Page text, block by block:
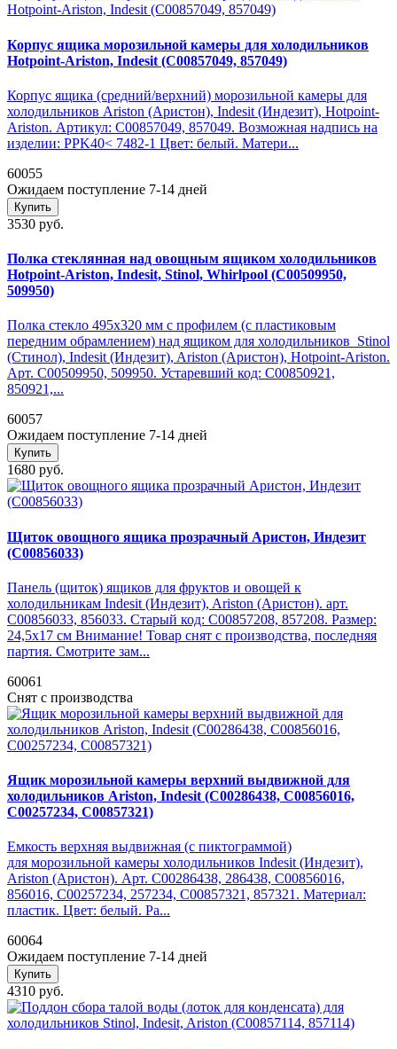
Корпус ящика морозильной камеры для холодильников
Hotpoint-Ariston, Indesit (C00857049, 857049)
Корпус ящика (средний/верхний) морозильной камеры для
холодильников Ariston (Аристон), Indesit (Индезит), Hotpoint-
Ariston. Артикул: C00857049, 857049. Возможная надпись на
изделии: PPK40< 7482-1 Цвет: белый. Матери...
60055
Ожидаем поступление 7-14 дней
Купить
3530 руб.
Полка стеклянная над овощным ящиком холодильников
Hotpoint-Ariston, Indesit, Stinol, Whirlpool (C00509950,
509950)
Полка стекло 495х320 мм с профилем (с пластиковым
передним обрамлением) над ящиком для холодильников Stinol
(Стинол), Indesit (Индезит), Ariston (Аристон), Hotpoint-Ariston.
Арт. C00509950, 509950. Устаревший код: C00850921,
850921,...
60057
Ожидаем поступление 7-14 дней
Купить
1680 руб.
Щиток овощного ящика прозрачный Аристон, Индезит
(C00856033)
Панель (щиток) ящиков для фруктов и овощей к
холодильникам Indesit (Индезит), Ariston (Аристон). арт.
C00856033, 856033. Старый код: C00857208, 857208. Размер:
24,5х17 см Внимание! Товар снят с производства, последняя
партия. Смотрите зам...
60061
Снят с производства
Ящик морозильной камеры верхний выдвижной для
холодильников Ariston, Indesit (C00286438, C00856016,
С00257234, C00857321)
Емкость верхняя выдвижная (с пиктограммой)
для морозильной камеры холодильников Indesit (Индезит),
Ariston (Аристон). Арт. C00286438, 286438, C00856016,
856016, C00257234, 257234, C00857321, 857321. Материал:
пластик. Цвет: белый. Ра...
60064
Ожидаем поступление 7-14 дней
Купить
4310 руб.